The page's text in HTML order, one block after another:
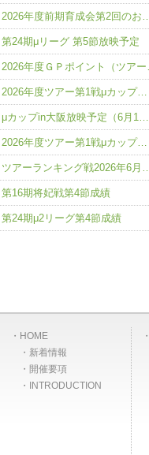
2026年度前期育成会第2回のお
第24期μリーグ 第5節放映予定
2026年度ＧＰポイント（ツア
2026年度ツアー第1戦μカップ…
μカップin大阪放映予定（6月1…
2026年度ツアー第1戦μカップ…
ツアーランキング戦2026年6月
第16期将妃戦第4節成績
第24期μ2リーグ第4節成績
HOME
新着情報
開催要項
INTRODUCTION